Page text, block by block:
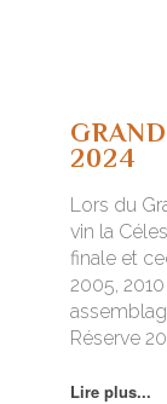
2024
Lors du
vin la
finale et
2005,
Réserve
Lire plus...